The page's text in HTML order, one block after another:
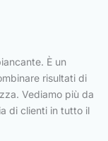
È un
risultati di
Vediamo più da
di clienti in tutto il